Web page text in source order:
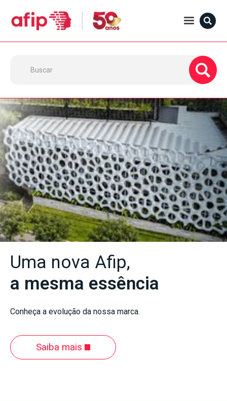
Uma nova Afip,
a mesma essência
Conheça a evolução da nossa marca.
Saiba mais